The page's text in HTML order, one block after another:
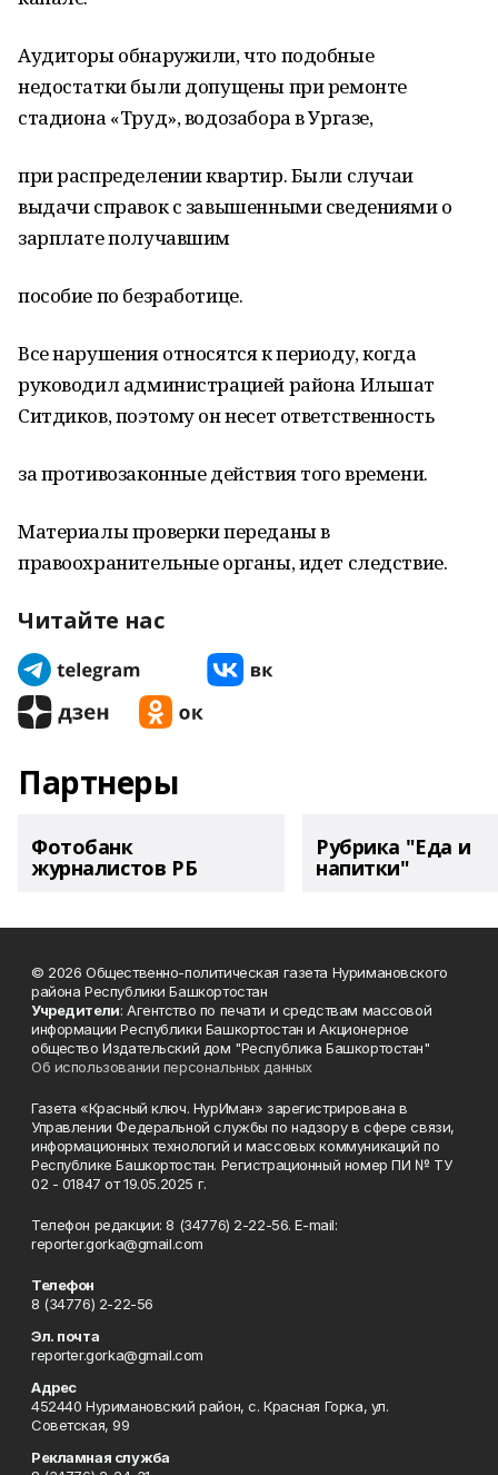
Аудиторы обнаружили, что подобные
недостатки были допущены при ремонте
стадиона «Труд», водозабора в Ургазе,
при распределении квартир. Были случаи
выдачи справок с завышенными сведениями о
зарплате получавшим
пособие по безработице.
Все нарушения относятся к периоду, когда
руководил администрацией района Ильшат
Ситдиков, поэтому он несет ответственность
за противозаконные действия того времени.
Материалы проверки переданы в
правоохранительные органы, идет следствие.
Читайте нас
Партнеры
Фотобанк
журналистов РБ
Рубрика "Еда и
напитки"
© 2026 Общественно-политическая газета Нуримановского
района Республики Башкортостан
Учредители: Агентство по печати и средствам массовой
информации Республики Башкортостан и Акционерное
общество Издательский дом "Республика Башкортостан"
Об использовании персональных данных
Газета «Красный ключ. НурИман» зарегистрирована в
Управлении Федеральной службы по надзору в сфере связи,
информационных технологий и массовых коммуникаций по
Республике Башкортостан. Регистрационный номер ПИ № ТУ
02 - 01847 от 19.05.2025 г.
Телефон редакции: 8 (34776) 2-22-56. E-mail:
reporter.gorka@gmail.com
Телефон
8 (34776) 2-22-56
Эл. почта
reporter.gorka@gmail.com
Адрес
452440 Нуримановский район, с. Красная Горка, ул.
Советская, 99
Рекламная служба